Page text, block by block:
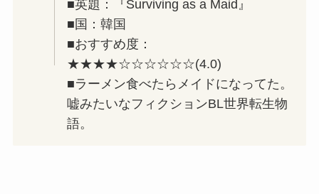
■英題：『Surviving as a Maid』
■国：韓国
■おすすめ度：
★★★★☆☆☆☆☆☆(4.0)
■ラーメン食べたらメイドになってた。
嘘みたいなフィクションBL世界転生物
語。